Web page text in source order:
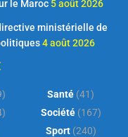
le Maroc 5 août 2026
ministérielle de
4 août 2026
Santé (41)
Société(167)
Sport(240)